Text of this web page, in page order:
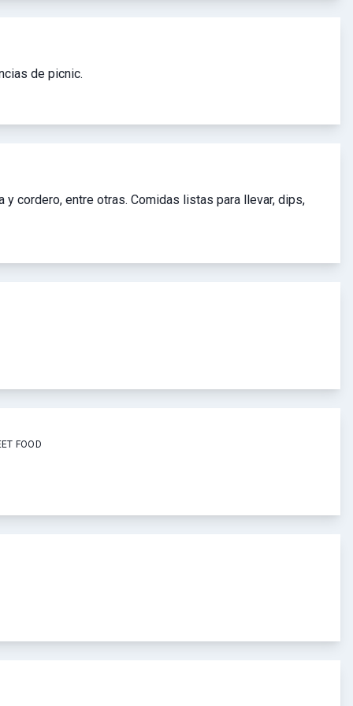
de picnic.
cordero, entre otras. Comidas listas para llevar, dips,
FOOD